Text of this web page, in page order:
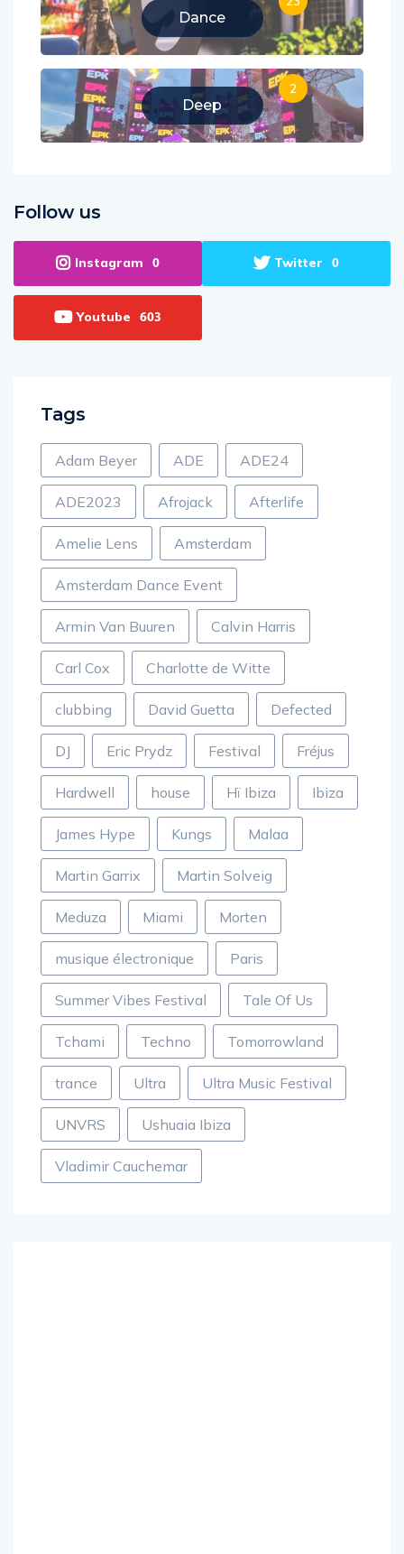
Dance
Deep
2
Follow us
Instagram 0 Twitter 0
Youtube 603
Tags
Adam Beyer ADE ADE24
ADE2023 Afrojack Afterlife
Amelie Lens Amsterdam
Amsterdam Dance Event
Armin Van Buuren Calvin Harris
Carl Cox Charlotte de Witte
clubbing David Guetta Defected
DJ Eric Prydz Festival Fréjus
Hardwell house Hï Ibiza Ibiza
James Hype Kungs Malaa
Martin Garrix Martin Solveig
Meduza Miami Morten
musique électronique Paris
Summer Vibes Festival Tale Of Us
Tchami Techno Tomorrowland
trance Ultra Ultra Music Festival
UNVRS Ushuaia Ibiza
Vladimir Cauchemar